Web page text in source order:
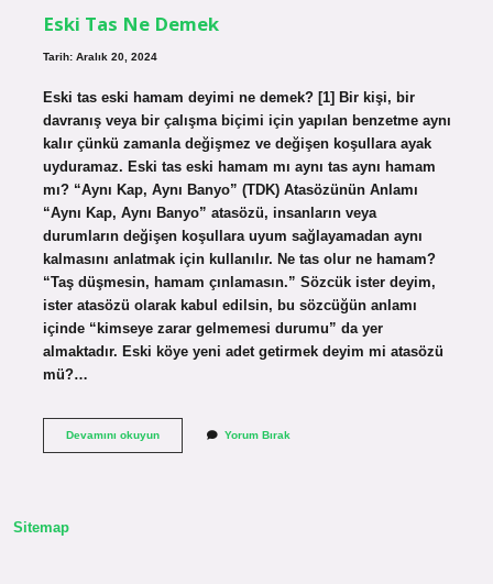
Eski Tas Ne Demek
Tarih: Aralık 20, 2024
Eski tas eski hamam deyimi ne demek? [1] Bir kişi, bir
davranış veya bir çalışma biçimi için yapılan benzetme aynı
kalır çünkü zamanla değişmez ve değişen koşullara ayak
uyduramaz. Eski tas eski hamam mı aynı tas aynı hamam
mı? “Aynı Kap, Aynı Banyo” (TDK) Atasözünün Anlamı
“Aynı Kap, Aynı Banyo” atasözü, insanların veya
durumların değişen koşullara uyum sağlayamadan aynı
kalmasını anlatmak için kullanılır. Ne tas olur ne hamam?
“Taş düşmesin, hamam çınlamasın.” Sözcük ister deyim,
ister atasözü olarak kabul edilsin, bu sözcüğün anlamı
içinde “kimseye zarar gelmemesi durumu” da yer
almaktadır. Eski köye yeni adet getirmek deyim mi atasözü
mü?…
Devamını okuyunEski
Yorum Bırak
Sitemap